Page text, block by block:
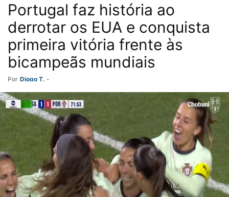
Portugal faz história ao
derrotar os EUA e conquista
primeira vitória frente às
bicampeãs mundiais
Por Diogo T. -